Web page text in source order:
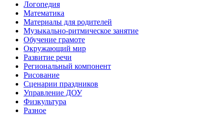
Логопедия
Математика
Материалы для родителей
Музыкально-ритмическое занятие
Обучение грамоте
Окружающий мир
Развитие речи
Региональный компонент
Рисование
Сценарии праздников
Управление ДОУ
Физкультура
Разное